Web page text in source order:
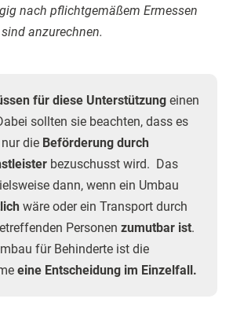
nach pflichtgemäßem Ermessen
anzurechnen.
für diese Unterstützung einen
sollten sie beachten, dass es
die Beförderung durch
bezuschusst wird. Das
dann, wenn ein Umbau
wäre oder ein Transport durch
Personen zumutbar ist.
für Behinderte ist die
eine Entscheidung im Einzelfall.